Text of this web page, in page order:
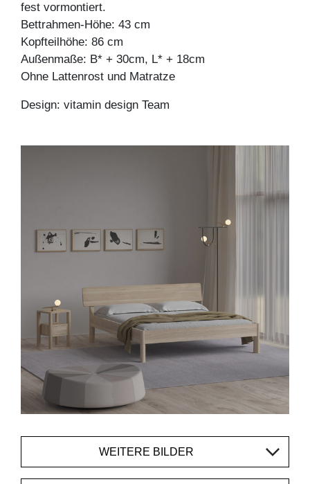
fest vormontiert.
Bettrahmen-Höhe: 43 cm
Kopfteilhöhe: 86 cm
Außenmaße: B* + 30cm, L* + 18cm
Ohne Lattenrost und Matratze
Design: vitamin design Team
WEITERE BILDER